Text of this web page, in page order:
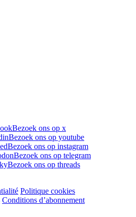
Bezoek ons op x
Bezoek ons op youtube
Bezoek ons op instagram
Bezoek ons op telegram
Bezoek ons op threads
Politique cookies
Conditions d’abonnement